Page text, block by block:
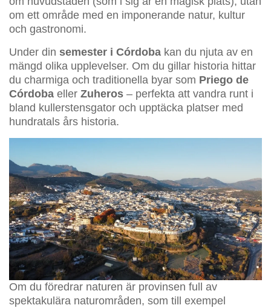
om ett område med en imponerande natur, kultur
och gastronomi.
Under din semester i Córdoba kan du njuta av en
mängd olika upplevelser. Om du gillar historia hittar
du charmiga och traditionella byar som Priego de
Córdoba eller Zuheros – perfekta att vandra runt i
bland kullerstensgator och upptäcka platser med
hundratals års historia.
Om du föredrar naturen är provinsen full av
spektakulära naturområden, som till exempel